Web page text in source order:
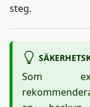
steg.
Som